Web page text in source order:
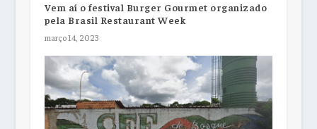
Vem aí o festival Burger Gourmet organizado
pela Brasil Restaurant Week
março 14, 2023